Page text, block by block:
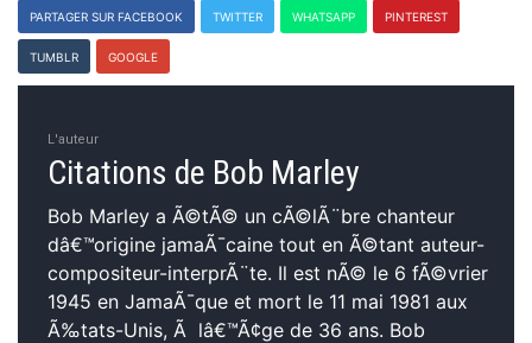
PARTAGER SUR FACEBOOK TWITTER WHATSAPP PINTEREST
TUMBLR GOOGLE
L'auteur
Citations de Bob Marley
Bob Marley a Ã©tÃ© un cÃ©lÃ¨bre chanteur
dâ€™origine jamaÃ¯caine tout en Ã©tant auteur-
compositeur-interprÃ¨te. Il est nÃ© le 6 fÃ©vrier
1945 en JamaÃ¯que et mort le 11 mai 1981 aux
Ã‰tats-Unis, Ã lâ€™Ã¢ge de 36 ans. Bob